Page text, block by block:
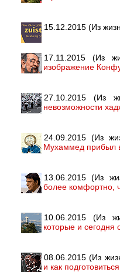
15.12.2015 (Из
17.11.2015 (Из
изображение
27.10.2015 (Из
невозможности
24.09.2015 (Из
Мухаммед прибыл
13.06.2015 (Из
более комфортно,
10.06.2015 (Из
которые и сегодня
08.06.2015 (Из
и как